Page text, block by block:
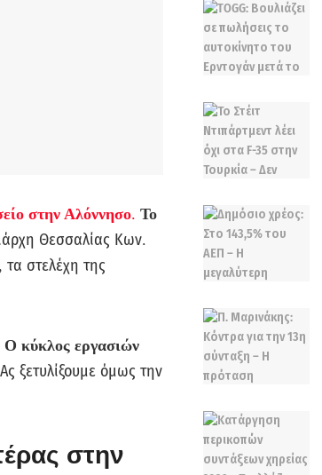
στην Αλόννησο. Το
Θεσσαλίας Κων.
στελέχη της
Ο κύκλος εργασιών
Ας ξετυλίξουμε όμως την
στην